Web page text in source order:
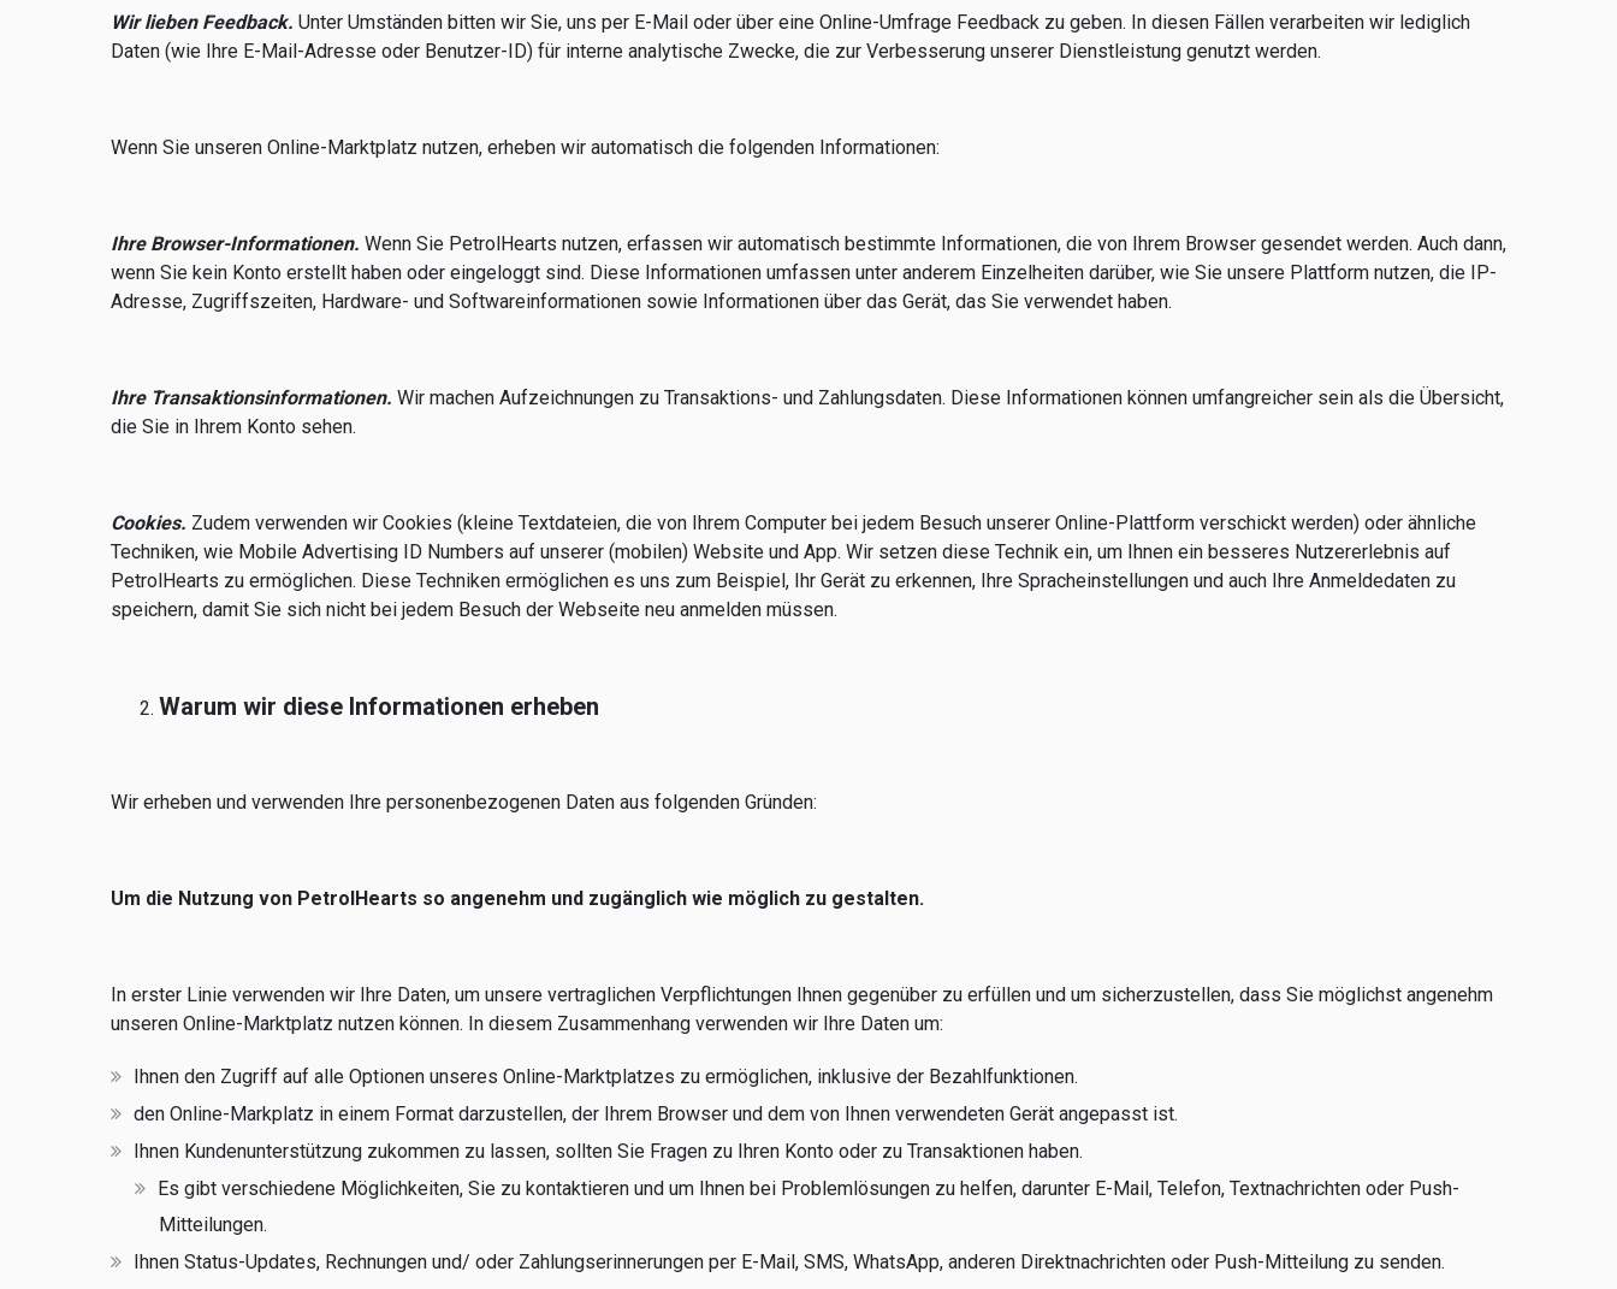
Wir lieben Feedback. Unter Umständen bitten wir Sie, uns per E-Mail oder über eine Online-Umfrage Feedback zu geben. In diesen Fällen verarbeiten wir lediglich
Daten (wie Ihre E-Mail-Adresse oder Benutzer-ID) für interne analytische Zwecke, die zur Verbesserung unserer Dienstleistung genutzt werden.
Wenn Sie unseren Online-Marktplatz nutzen, erheben wir automatisch die folgenden Informationen:
Ihre Browser-Informationen. Wenn Sie PetrolHearts nutzen, erfassen wir automatisch bestimmte Informationen, die von Ihrem Browser gesendet werden. Auch dann,
wenn Sie kein Konto erstellt haben oder eingeloggt sind. Diese Informationen umfassen unter anderem Einzelheiten darüber, wie Sie unsere Plattform nutzen, die IP-
Adresse, Zugriffszeiten, Hardware- und Softwareinformationen sowie Informationen über das Gerät, das Sie verwendet haben.
Ihre Transaktionsinformationen. Wir machen Aufzeichnungen zu Transaktions- und Zahlungsdaten. Diese Informationen können umfangreicher sein als die Übersicht,
die Sie in Ihrem Konto sehen.
Cookies. Zudem verwenden wir Cookies (kleine Textdateien, die von Ihrem Computer bei jedem Besuch unserer Online-Plattform verschickt werden) oder ähnliche
Techniken, wie Mobile Advertising ID Numbers auf unserer (mobilen) Website und App. Wir setzen diese Technik ein, um Ihnen ein besseres Nutzererlebnis auf
PetrolHearts zu ermöglichen. Diese Techniken ermöglichen es uns zum Beispiel, Ihr Gerät zu erkennen, Ihre Spracheinstellungen und auch Ihre Anmeldedaten zu
speichern, damit Sie sich nicht bei jedem Besuch der Webseite neu anmelden müssen.
Warum wir diese Informationen erheben
Wir erheben und verwenden Ihre personenbezogenen Daten aus folgenden Gründen:
Um die Nutzung von PetrolHearts so angenehm und zugänglich wie möglich zu gestalten.
In erster Linie verwenden wir Ihre Daten, um unsere vertraglichen Verpflichtungen Ihnen gegenüber zu erfüllen und um sicherzustellen, dass Sie möglichst angenehm
unseren Online-Marktplatz nutzen können. In diesem Zusammenhang verwenden wir Ihre Daten um:
Ihnen den Zugriff auf alle Optionen unseres Online-Marktplatzes zu ermöglichen, inklusive der Bezahlfunktionen.
den Online-Markplatz in einem Format darzustellen, der Ihrem Browser und dem von Ihnen verwendeten Gerät angepasst ist.
Ihnen Kundenunterstützung zukommen zu lassen, sollten Sie Fragen zu Ihren Konto oder zu Transaktionen haben.
Es gibt verschiedene Möglichkeiten, Sie zu kontaktieren und um Ihnen bei Problemlösungen zu helfen, darunter E-Mail, Telefon, Textnachrichten oder Push-
Mitteilungen.
Ihnen Status-Updates, Rechnungen und/ oder Zahlungserinnerungen per E-Mail, SMS, WhatsApp, anderen Direktnachrichten oder Push-Mitteilung zu senden.